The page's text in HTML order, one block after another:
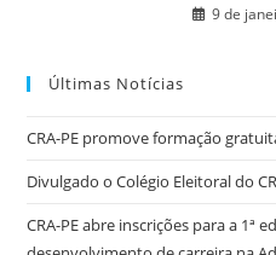
9 de
Últimas Notícias
CRA-PE promove formação
Divulgado o Colégio Eleitoral do
CRA-PE abre inscrições para a 1ª